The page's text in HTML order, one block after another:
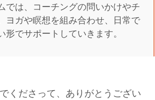
では、コーチングの問いかけやチ
ヨガや瞑想を組み合わせ、日常で
でサポートしていきます。
くださって、ありがとうござい